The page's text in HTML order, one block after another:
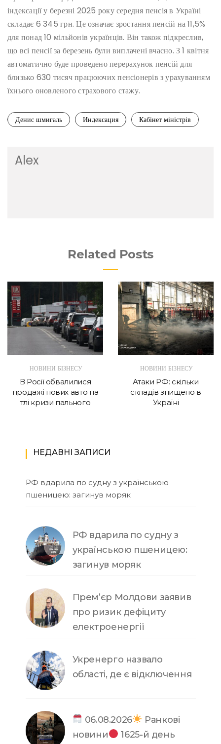
індексації у березні 2025 року середня пенсія в Україні
складає 6 345 грн. Це означає зростання пенсій на 11,5%
для понад 10 мільйонів українців. Він також підкреслив,
що всі пенсії за березень були виплачені вчасно. З 1 квітня
автоматично буде проведено перерахунок пенсій для
близько 630 тисяч працюючих пенсіонерів з урахуванням
їхнього оновленого страхового стажу.
Денис шмигаль Индексация Кабінет міністрів
Alex
Related Posts
НОВИНИ БІЗНЕСУ
В Росії обвалилися
продажі нових авто на
тлі кризи пального
НОВИНИ БІЗНЕСУ
Атаки РФ: скільки
складів знищено в
Україні
НЕДАВНІ ЗАПИСИ
РФ вдарила по судну з українською
пшеницею: загинув моряк
РФ вдарила по судну з
українською пшеницею:
загинув моряк
Прем’єр Молдови заявив
про ризик дефіциту
електроенергії
Укренерго назвало
області, де є відключення
06.08.2026
Ранкові
новини
1625-й день